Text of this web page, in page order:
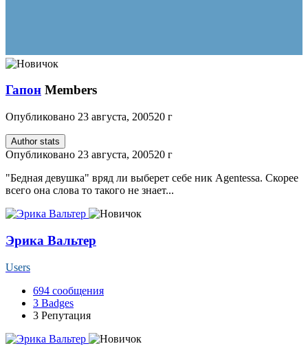
Гапон Members
Опубликовано 23 августа, 200520 г
Author stats
Опубликовано 23 августа, 200520 г
"Бедная девушка" вряд ли выберет себе ник Agentessa. Скорее
всего она слова то такого не знает...
Эрика Вальтер
Users
694 сообщения
3 Badges
3 Репутация